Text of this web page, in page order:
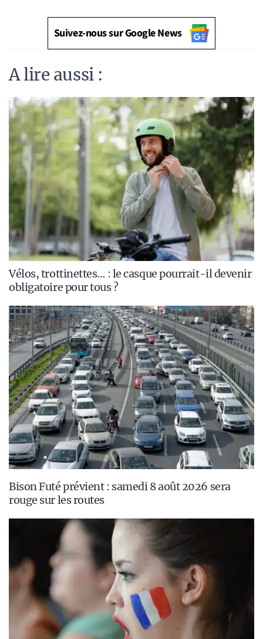
Suivez-nous sur Google News
A lire aussi :
Vélos, trottinettes… : le casque pourrait-il devenir
obligatoire pour tous ?
Bison Futé prévient : samedi 8 août 2026 sera
rouge sur les routes